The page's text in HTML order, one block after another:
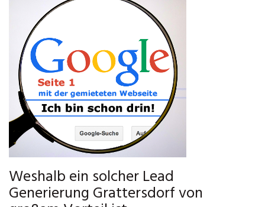
Weshalb ein solcher Lead
Generierung Grattersdorf von